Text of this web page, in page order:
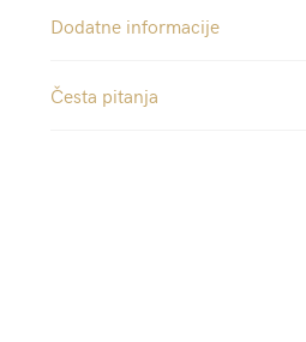
Dodatne informacije
Česta pitanja